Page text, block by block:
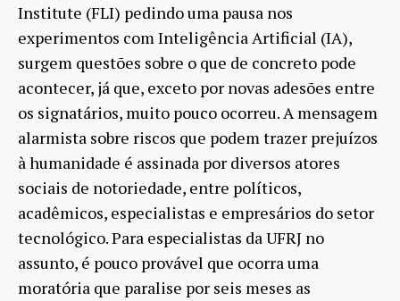
Institute (FLI) pedindo uma pausa nos
experimentos com Inteligência Artificial (IA),
surgem questões sobre o que de concreto pode
acontecer, já que, exceto por novas adesões entre
os signatários, muito pouco ocorreu. A mensagem
alarmista sobre riscos que podem trazer prejuízos
à humanidade é assinada por diversos atores
sociais de notoriedade, entre políticos,
acadêmicos, especialistas e empresários do setor
tecnológico. Para especialistas da UFRJ no
assunto, é pouco provável que ocorra uma
moratória que paralise por seis meses as